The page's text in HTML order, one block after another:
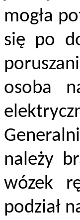
mogła
się po
osoba
należy
wózek
podział